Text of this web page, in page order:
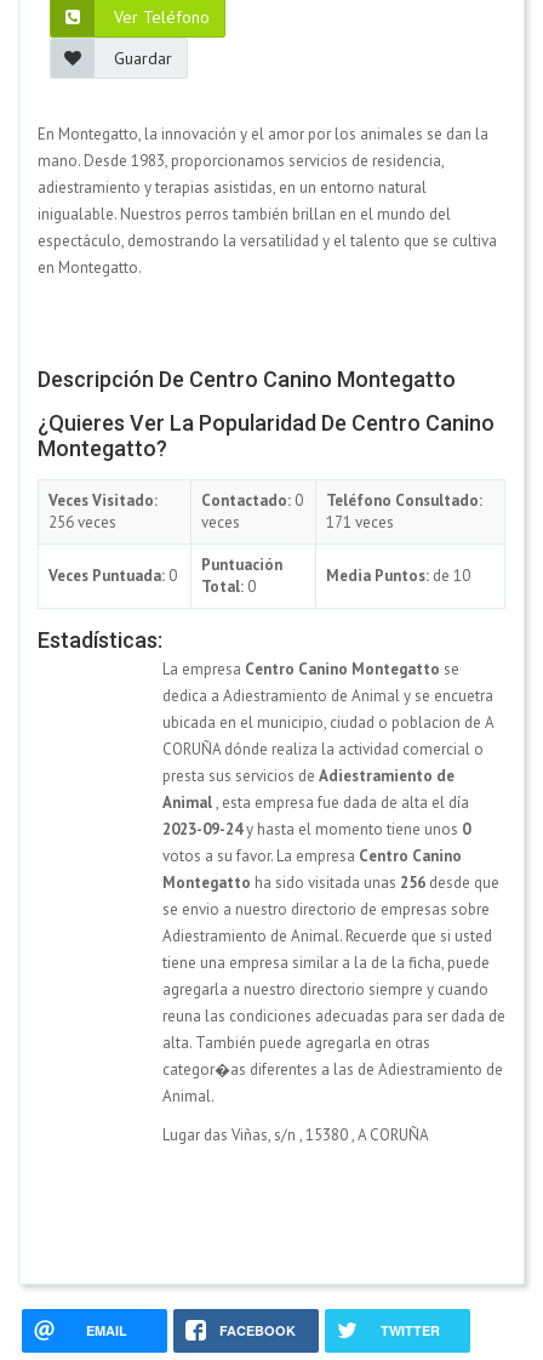
Ver Teléfono
Guardar
En Montegatto, la innovación y el amor por los animales se dan la
mano. Desde 1983, proporcionamos servicios de residencia,
adiestramiento y terapias asistidas, en un entorno natural
inigualable. Nuestros perros también brillan en el mundo del
espectáculo, demostrando la versatilidad y el talento que se cultiva
en Montegatto.
Descripción De Centro Canino Montegatto
¿Quieres Ver La Popularidad De Centro Canino
Montegatto?
Veces Visitado:
256 veces
Contactado: 0
veces
Teléfono Consultado:
171 veces
Veces Puntuada: 0
Puntuación
Total: 0
Media Puntos: de 10
Estadísticas:
La empresa Centro Canino Montegatto se
dedica a Adiestramiento de Animal y se encuetra
ubicada en el municipio, ciudad o poblacion de A
CORUÑA dónde realiza la actividad comercial o
presta sus servicios de Adiestramiento de
Animal, esta empresa fue dada de alta el día
2023-09-24y hasta el momento tiene unos 0
votos a su favor. La empresa Centro Canino
Montegatto ha sido visitada unas 256 desde que
se envio a nuestro directorio de empresas sobre
Adiestramiento de Animal. Recuerde que si usted
tiene una empresa similar a la de la ficha, puede
agregarla a nuestro directorio siempre y cuando
reuna las condiciones adecuadas para ser dada de
alta. También puede agregarla en otras
categor�as diferentes a las de Adiestramiento de
Animal.
Lugar das Viñas, s/n ,15380,A CORUÑA
EMAIL FACEBOOK TWITTER